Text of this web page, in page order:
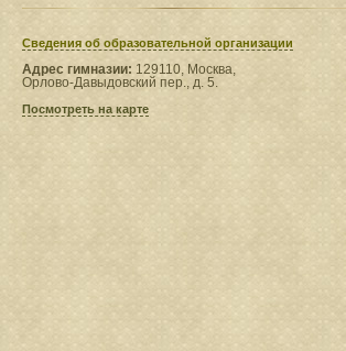
Сведения​ об образовательной организации
Адрес гимназии: 129110, Москва,
Орлово-Давыдовский пер., д. 5.
Посмотреть на карте